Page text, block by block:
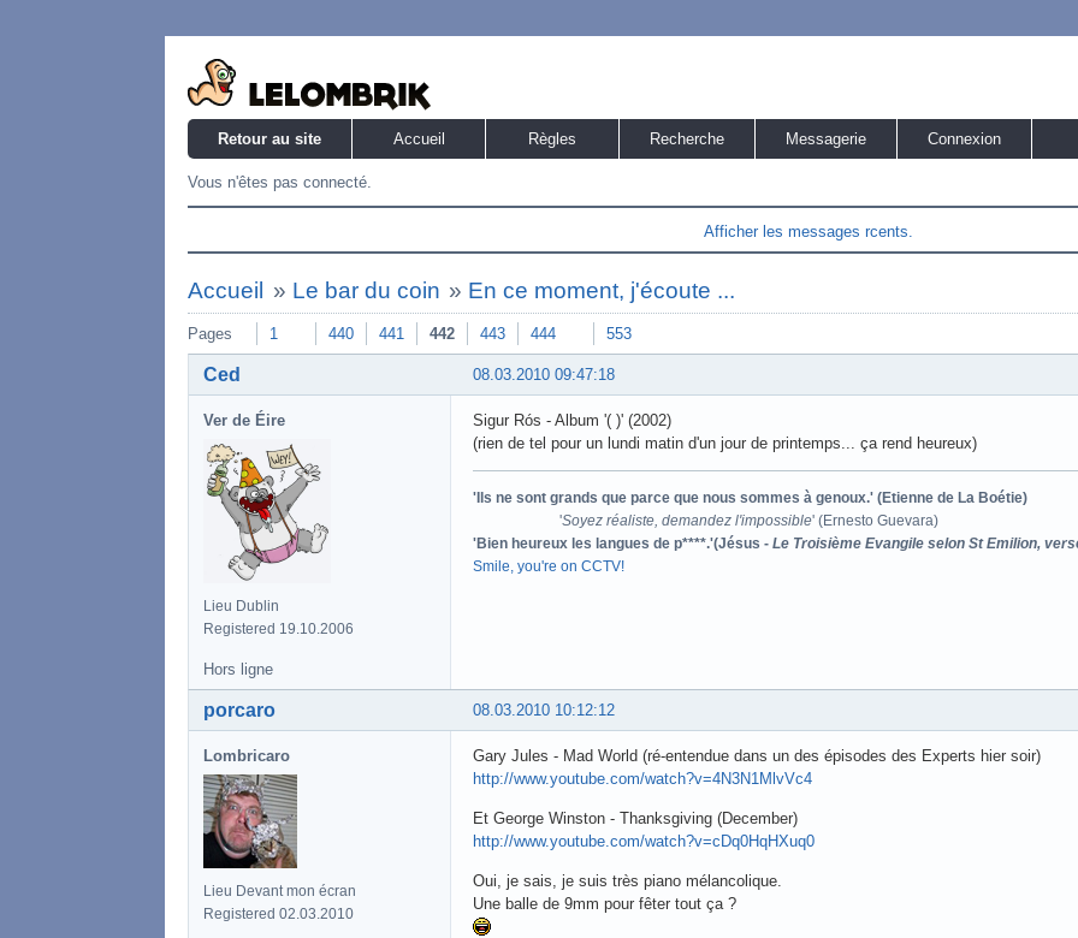
Retour au site Accueil Règles Recherche Messagerie Connexion
Vous n'êtes pas connecté.
Afficher les messages rcents.
Accueil » Le bar du coin » En ce moment, j'écoute ...
Pages 1 440 441 442 443 444 553
08.03.2010 09:47:18
Ced
Ver de Éire
Lieu Dublin
Registered 19.10.2006
Sigur Rós - Album '( )' (2002)
(rien de tel pour un lundi matin d'un jour de printemps... ça rend heureux)
'Ils ne sont grands que parce que nous sommes à genoux.' (Etienne de La Boétie)
'Soyez réaliste, demandez l'impossible' (Ernesto Guevara)
'Bien heureux les langues de p****.'(Jésus - Le Troisième Evangile selon St Emilion,
Smile, you're on CCTV!
Hors ligne
08.03.2010 10:12:12
porcaro
Lombricaro
Lieu Devant mon écran
Registered 02.03.2010
Gary Jules - Mad World (ré-entendue dans un des épisodes des Experts hier soir)
http://www.youtube.com/watch?v=4N3N1MlvVc4
Et George Winston - Thanksgiving (December)
http://www.youtube.com/watch?v=cDq0HqHXuq0
Oui, je sais, je suis très piano mélancolique.
Une balle de 9mm pour fêter tout ça ?